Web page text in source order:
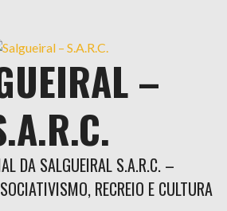
–
DA SALGUEIRAL S.A.R.C. –
RECREIO E CULTURA